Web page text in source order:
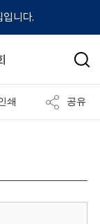
입니다.
검
쇄 공유